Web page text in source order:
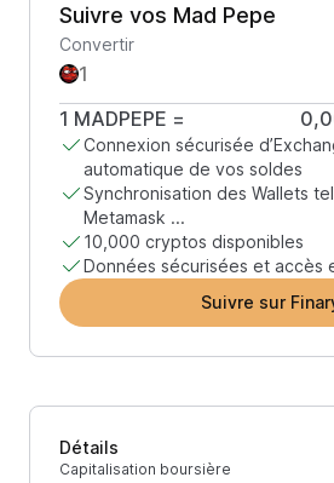
Suivre vos Mad Pepe
Convertir
1 MADPEPE =
Connexion sécurisée
automatique de vos soldes
Synchronisation des Wallets
Metamask ...
10,000 cryptos disponibles
Données sécurisées et accès
Suivre sur
Détails
Capitalisation boursière